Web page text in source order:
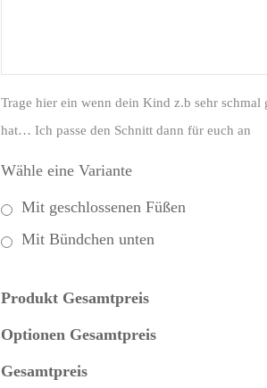
Trage hier ein wenn dein Kind z.b sehr schmal
hat… Ich passe den Schnitt dann für euch an
Wähle eine Variante
Mit geschlossenen Füßen
Mit Bündchen unten
Produkt Gesamtpreis
Optionen Gesamtpreis
Gesamtpreis